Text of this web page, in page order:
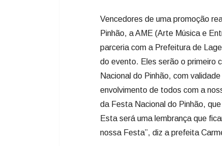
Vencedores de uma promoção
Pinhão, a AME (Arte Música e
parceria com a Prefeitura de
do evento. Eles serão o primeiro
Nacional do Pinhão, com
envolvimento de todos com a
da Festa Nacional do Pinhão,
Esta será uma lembrança que
nossa Festa”, diz a prefeita